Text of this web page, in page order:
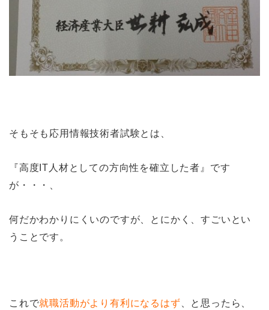
そもそも応用情報技術者試験とは、
『高度IT人材としての方向性を確立した者』です
が・・・、
何だかわかりにくいのですが、とにかく、すごいとい
うことです。
これで就職活動がより有利になるはず 、と思ったら、